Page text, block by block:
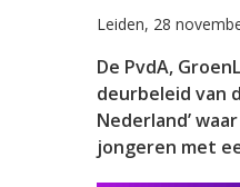
Leiden, 28
De PvdA,
deurbeleid van
Nederland’
jongeren met